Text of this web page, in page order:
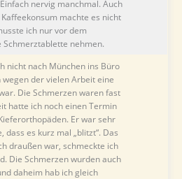
nervig manchmal. Auch
machte es nicht
ich nur vor dem
Schmerztablette nehmen.
nicht nach München ins Büro
der vielen Arbeit eine
Die Schmerzen waren fast
hatte ich noch einen Termin
Er war sehr
dass es kurz mal „blitzt“. Das
draußen war, schmeckte ich
Die Schmerzen wurden auch
daheim hab ich gleich